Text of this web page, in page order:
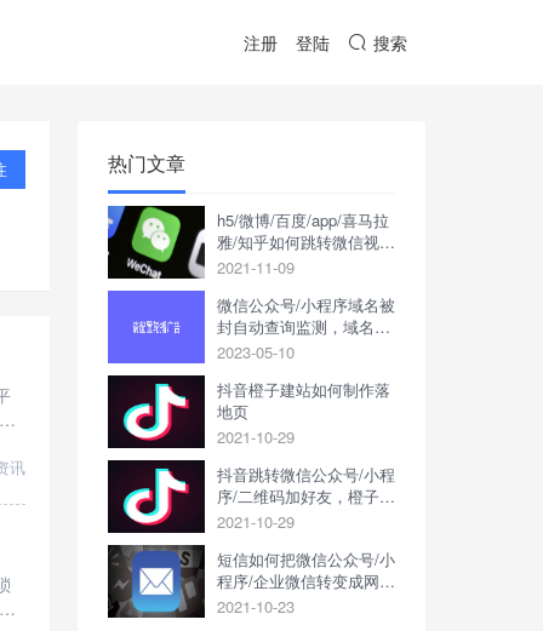
注册 登陆 搜索
讯
热门文章
h5/微博/百度/app/喜马拉
雅/知乎如何跳转微信视频
号
2021-11-09
微信公众号/小程序域名被
封自动查询监测，域名被
封立刻短信/邮件通知
2023-05-10
抖音橙子建站如何制作落
地页
2021-10-29
抖音跳转微信公众号/小程
序/二维码加好友，橙子建
站申请推广落地页链接教
2021-10-29
短信如何把微信公众号/小
程序/企业微信转变成网址
或链接？
2021-10-23